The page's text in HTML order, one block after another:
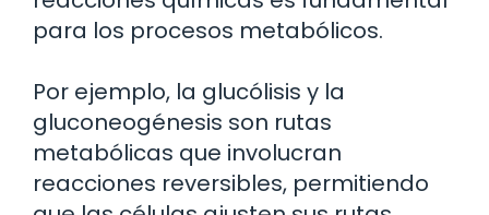
para los procesos metabólicos.
Por ejemplo, la glucólisis y la
gluconeogénesis son rutas
metabólicas que involucran
reacciones reversibles, permitiendo